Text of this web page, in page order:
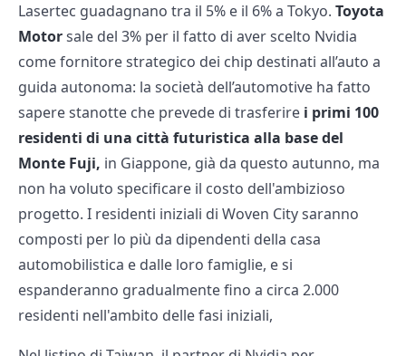
Lasertec guadagnano tra il 5% e il 6% a Tokyo. Toyota
Motorsale del 3% per il fatto di aver scelto Nvidia
come fornitore strategico dei chip destinati all’auto a
guida autonoma: la società dell’automotive ha fatto
sapere stanotte che prevede di trasferire i primi 100
residenti di una città futuristica alla base del
Monte Fuji, in Giappone, già da questo autunno, ma
non ha voluto specificare il costo dell'ambizioso
progetto. I residenti iniziali di Woven City saranno
composti per lo più da dipendenti della casa
automobilistica e dalle loro famiglie, e si
espanderanno gradualmente fino a circa 2.000
residenti nell'ambito delle fasi iniziali,